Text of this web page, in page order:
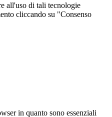
all'uso di tali tecnologie
cliccando su "Consenso
in quanto sono essenziali